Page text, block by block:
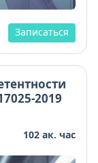
Записаться
2019
102 ак. час